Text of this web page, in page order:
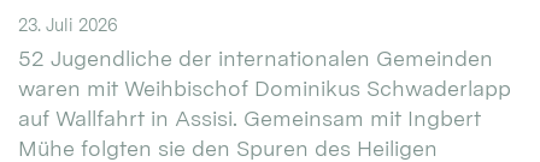
23. Juli 2026
52 Jugendliche der internationalen Gemeinden
waren mit Weihbischof Dominikus Schwaderlapp
auf Wallfahrt in Assisi. Gemeinsam mit Ingbert
Mühe folgten sie den Spuren des Heiligen